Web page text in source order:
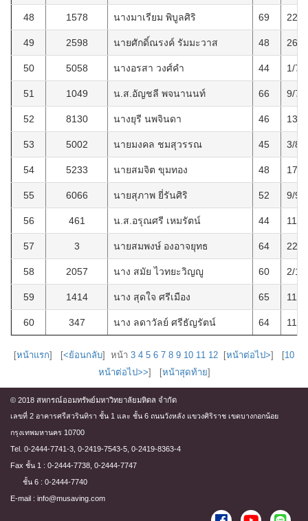
48 1578 นางมาเรียม พิบูลศิริ 69 22/
49 2598 นายศักดิ์ณรงค์ รัมมะวาส 48 26/
50 5058 นางอรสา วงศ์คำ 44 1/7/
51 1049 น.ส.อัญชลี พจนานนท์ 66 9/7/
52 8130 นางยุรี นพจินดา 46 13/
53 5002 นายมงคล ชมสุวรรณ 45 3/8/
54 5233 นายสมจิต ขุมทอง 48 17/
55 6066 นายสุภาพ ยี่รันศิริ 52 9/9/
56 461 น.ส.อรุณศรี เหมรัตน์ 44 11/
57 3 นายสมพงษ์ องอาจยุทธ 64 22/
58 2057 นาง สมัย ไวทยะวิญญู 60 2/
59 1414 นาง สุดใจ ศรีเมือง 65 11/
60 347 นาง ลดาวัลย์ ศรีธัญรัตน์ 64 11/
[หน้าแรก] [<ย้อนกลับ] หน้า 3 4 5 6 7 8 9 10 11 12 [หน้าต่อไป>] [10
หน้าต่อไป>>] [หน้าสุดท้าย]
© 2018 สหกรณ์ออมทรัพย์มหาวิทยาลัยมหิดล จำกัด
เลขที่ 2 อาคารศรีสวรินทิรา ชั้น 1 และ ชั้น 6 ถนนวังหลัง แขวงศิริราช เขตบางกอกน้อย
กรุงเทพมหานคร 10700
Tel. 0-2444-7741-3, 0-2419-7543-5, 0-2419-8363-4
Fax ชั้น 1 : 0-2444-7738, 0-2444-7747
ชั้น 6 : 0-2444-7740
E-mail : info@musaving.com